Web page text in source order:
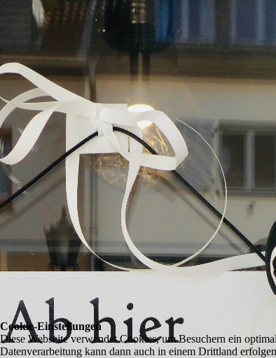
Cookie-Einstellungen
Diese Webseite verwendet Cookies, um Besuchern ein
Datenverarbeitung kann dann auch in einem Drittland